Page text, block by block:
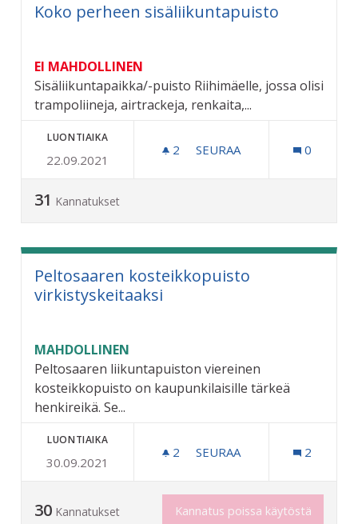
Koko perheen sisäliikuntapuisto
EI MAHDOLLINEN
Sisäliikuntapaikka/-puisto Riihimäelle, jossa olisi
trampoliineja, airtrackeja, renkaita,...
LUONTIAIKA
22.09.2021
2 2 SEURAAJAA
SEURAA 0
31 Kannatukset
Peltosaaren kosteikkopuisto
virkistyskeitaaksi
MAHDOLLINEN
Peltosaaren liikuntapuiston viereinen
kosteikkopuisto on kaupunkilaisille tärkeä
henkireikä. Se...
LUONTIAIKA
30.09.2021
2 2 SEURAAJAA
SEURAA 2
30 Kannatukset Kannatus poissa käytöstä